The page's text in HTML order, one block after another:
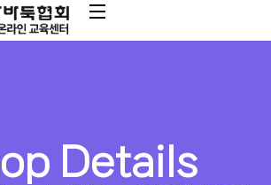
Details